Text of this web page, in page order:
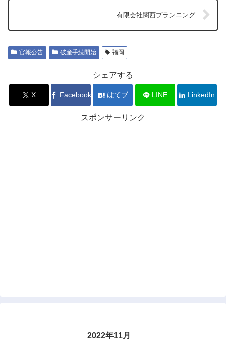
有限会社関西プランニング
官報公告 破産手続開始 福岡
シェアする
X Facebook はてブ LINE LinkedIn
スポンサーリンク
2022年11月